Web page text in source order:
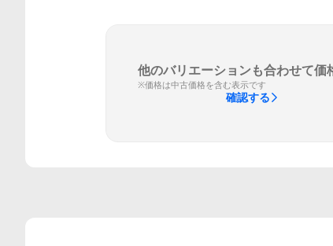
他のバリエーションも合わせて価
※価格は中古価格を含む表示です
確認する